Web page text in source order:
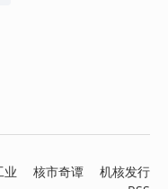
业 核市奇谭
机核发行